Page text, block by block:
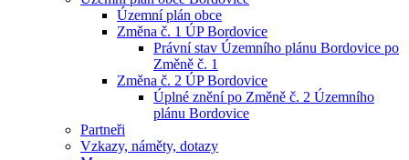
Územní plán obce
Změna č. 1 ÚP Bordovice
Právní stav Územního plánu Bordovice po
Změně č. 1
Změna č. 2 ÚP Bordovice
Úplné znění po Změně č. 2 Územního
plánu Bordovice
Partneři
Vzkazy, náměty, dotazy